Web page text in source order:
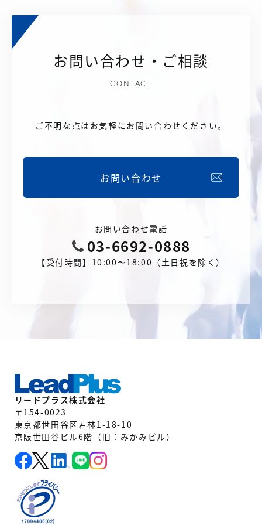
お問い合わせ・ご相談
CONTACT
ご不明な点はお気軽にお問い合わせください。
お問い合わせ
お問い合わせ電話
03-6692-0888
【受付時間】10:00〜18:00（土日祝を除く）
リードプラス株式会社
〒154-0023
東京都世田谷区若林1-18-10
京阪世田谷ビル6階（旧：みかみビル）